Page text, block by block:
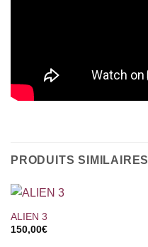
PRODUITS SIMILAIRES
ALIEN 3
150,00€